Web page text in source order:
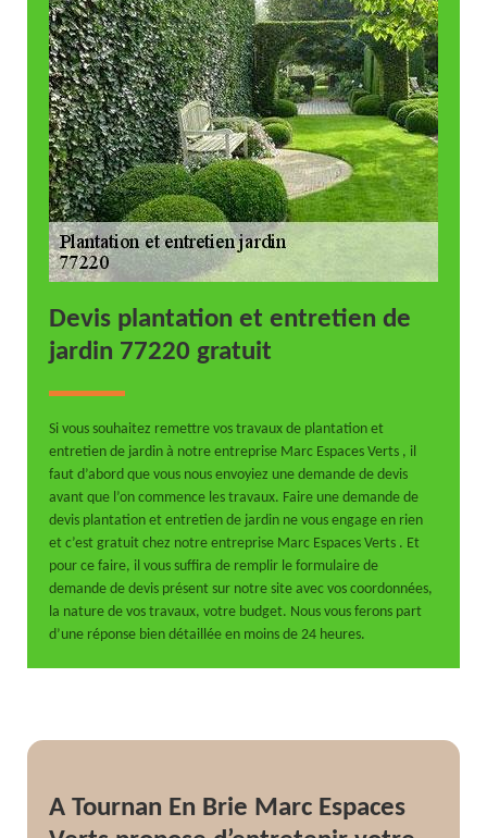
Devis plantation et entretien de
jardin 77220 gratuit
Si vous souhaitez remettre vos travaux de plantation et
entretien de jardin à notre entreprise Marc Espaces Verts , il
faut d’abord que vous nous envoyiez une demande de devis
avant que l’on commence les travaux. Faire une demande de
devis plantation et entretien de jardin ne vous engage en rien
et c’est gratuit chez notre entreprise Marc Espaces Verts . Et
pour ce faire, il vous suffira de remplir le formulaire de
demande de devis présent sur notre site avec vos coordonnées,
la nature de vos travaux, votre budget. Nous vous ferons part
d’une réponse bien détaillée en moins de 24 heures.
A Tournan En Brie Marc Espaces